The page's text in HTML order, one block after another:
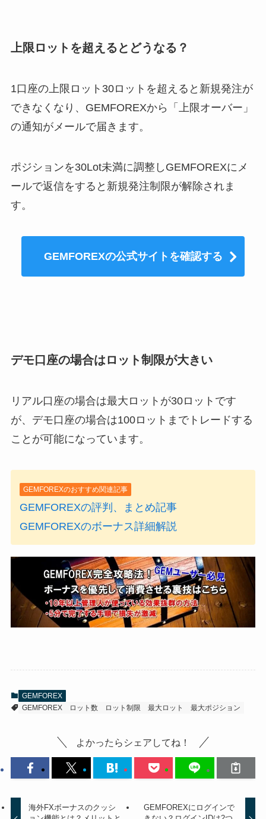
上限ロットを超えるとどうなる？
1口座の上限ロット30ロットを超えると新規発注が
できなくなり、GEMFOREXから「上限オーバー」
の通知がメールで届きます。
ポジションを30Lot未満に調整しGEMFOREXにメ
ールで返信をすると新規発注制限が解除されま
す。
GEMFOREXの公式サイトを確認する
デモ口座の場合はロット制限が大きい
リアル口座の場合は最大ロットが30ロットです
が、デモ口座の場合は100ロットまでトレードする
ことが可能になっています。
GEMFOREXのおすすめ関連記事
GEMFOREXの評判、まとめ記事
GEMFOREXのボーナス詳細解説
GEMFOREX
GEMFOREX
ロット数 ロット制限 最大ロット 最大ポジション
よかったらシェアしてね！
海外FXボーナスのクッシ
GEMFOREXにログインで